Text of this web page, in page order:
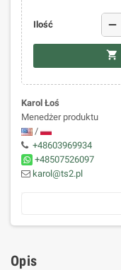
Ilość remove
shopping_cart
Karol Łoś
Menedżer produktu
/
+48603969934
+48507526097
karol@ts2.pl
Opis